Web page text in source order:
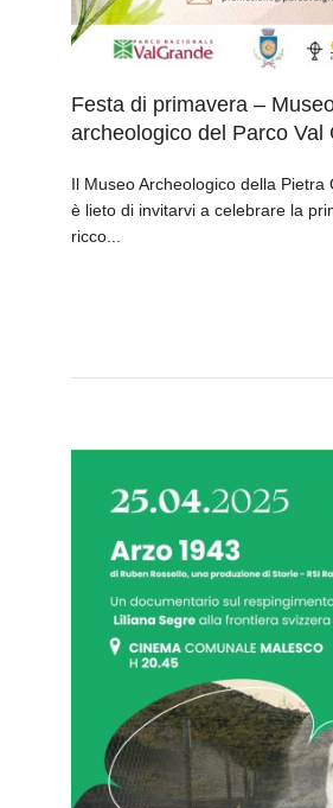
Festa di primavera –
archeologico del Parco Val
Il Museo Archeologico della Pietra
è lieto di invitarvi a celebrare la
ricco...